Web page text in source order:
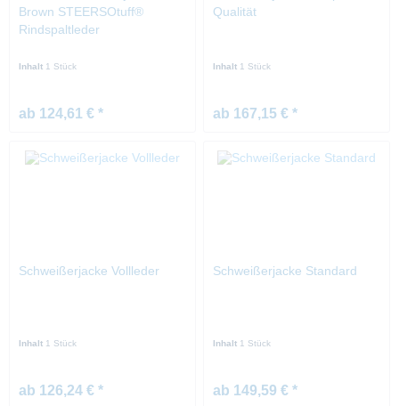
Brown STEERSOtuff®
Rindspaltleder
Inhalt 1 Stück
ab 124,61 € *
Qualität
Inhalt 1 Stück
ab 167,15 € *
Schweißerjacke Vollleder
Inhalt 1 Stück
ab 126,24 € *
Schweißerjacke Standard
Inhalt 1 Stück
ab 149,59 € *